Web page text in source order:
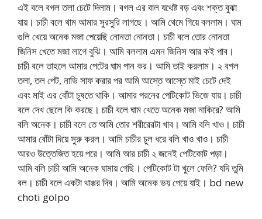
এই বলে বগল তলা চেটে দিলাম। বগল এর বাল যথেষ্ট বড় এবং শক্ত বুঝা
যায়। চাচী বলে থাম আমার সুরসুরি লাগছে। আমি থেমে গিয়ে বললাম। ঘাম
গুলি খেয়ে অনেক মজা পেয়েছি নোনতা নোনতা। চাচী বলে তোর নোনতা
জিনিস খেতে মজা লাগে বুঝি। আমি বললাম এমন জিনিস আর কই পাব।
চাচী বলে তাহলে আমার পেটের ঘাম পান কর। আমি তাই করলাম। ২ বগল
তলা, তল পেট, নাভি সাফ করার পর আমি আস্তে আস্তে মাই চেটে দেই
এবং মাই এর বোঁটা চুষতে থাকি। আমার পরনের পেটিকোট ভিজে যায়। চাচী
বলে দেখ ছেলে কি করছে। চাচী বলে ঘাম খেতে অনেক মজা নাকিরে? আমি
বলি অনেক। চাচী বলে তে আমি তোর শরীরেরটা খাব। আমি বলি খাও। চাচী
আমার বোঁটা দিয়ে সুরু করল। আমি চাচীর চুল ধরে বলি খাও খাও। চাচী
আরও উত্তেজিত হয়ে পরে। আমি আর চাচী ২ জনেই পেটিকোট পড়া।
আমি বলি চাচী আমি অনেক ঘামায় গেছি। পেটিকোট টা খুলে ফেলি? যদি তুমি
বল। চাচী বলে একটা থাপ্পর দিব। আমি অনেক ভয় পেয়ে যাই। bd new
choti golpo